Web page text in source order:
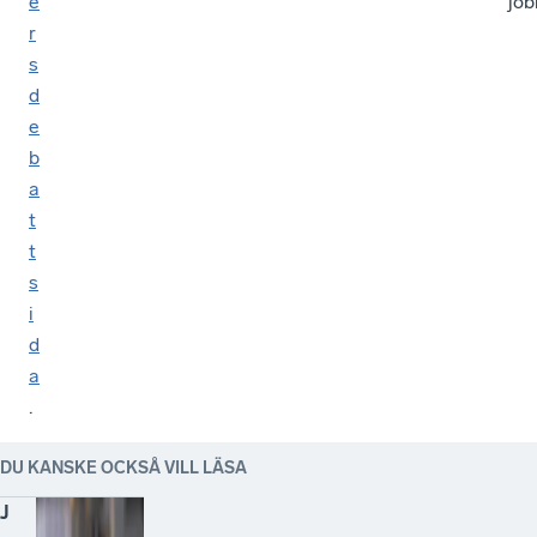
r
s
d
e
b
a
t
t
s
i
d
a
.
DU KANSKE OCKSÅ VILL LÄSA
J